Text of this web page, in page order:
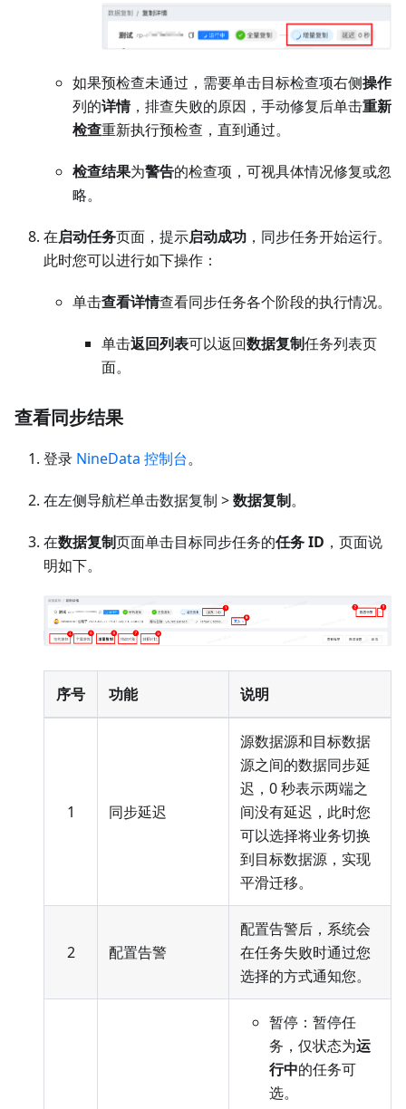
如果预检查未通过，需要单击目标检查项右侧操作
列的详情，排查失败的原因，手动修复后单击重新
检查重新执行预检查，直到通过。
检查结果为警告的检查项，可视具体情况修复或忽
略。
在启动任务页面，提示启动成功 ，同步任务开始运行。
此时您可以进行如下操作：
单击查看详情查看同步任务各个阶段的执行情况。
单击返回列表可以返回数据复制任务列表页
面。
查看同步结果
登录 NineData 控制台。
在左侧导航栏单击数据复制 >数据复制。
在数据复制页面单击目标同步任务的任务 ID ，页面说
明如下。
序号 功能 说明
1 同步延迟
源数据源和目标数据
源之间的数据同步延
迟，0 秒表示两端之
间没有延迟，此时您
可以选择将业务切换
到目标数据源，实现
平滑迁移。
2 配置告警
配置告警后，系统会
在任务失败时通过您
选择的方式通知您。
暂停：暂停任
务，仅状态为运
行中的任务可
选。